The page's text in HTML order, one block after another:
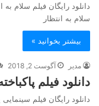
دانلود رایگان فیلم سلام به
سلام به انتظار
بیشتر بخوانید »
مدیر آگوست 2, 2018
دانلود فیلم
دانلود رایگان فیلم سینمایی